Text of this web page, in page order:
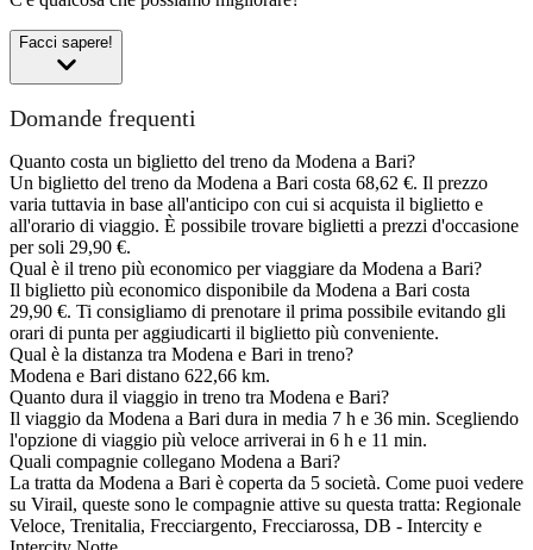
Facci sapere!
Domande frequenti
Quanto costa un biglietto del treno da Modena a Bari?
Un biglietto del treno da Modena a Bari costa 68,62 €. Il prezzo
varia tuttavia in base all'anticipo con cui si acquista il biglietto e
all'orario di viaggio. È possibile trovare biglietti a prezzi d'occasione
per soli 29,90 €.
Qual è il treno più economico per viaggiare da Modena a Bari?
Il biglietto più economico disponibile da Modena a Bari costa
29,90 €. Ti consigliamo di prenotare il prima possibile evitando gli
orari di punta per aggiudicarti il biglietto più conveniente.
Qual è la distanza tra Modena e Bari in treno?
Modena e Bari distano 622,66 km.
Quanto dura il viaggio in treno tra Modena e Bari?
Il viaggio da Modena a Bari dura in media 7 h e 36 min. Scegliendo
l'opzione di viaggio più veloce arriverai in 6 h e 11 min.
Quali compagnie collegano Modena a Bari?
La tratta da Modena a Bari è coperta da 5 società. Come puoi vedere
su Virail, queste sono le compagnie attive su questa tratta: Regionale
Veloce, Trenitalia, Frecciargento, Frecciarossa, DB - Intercity e